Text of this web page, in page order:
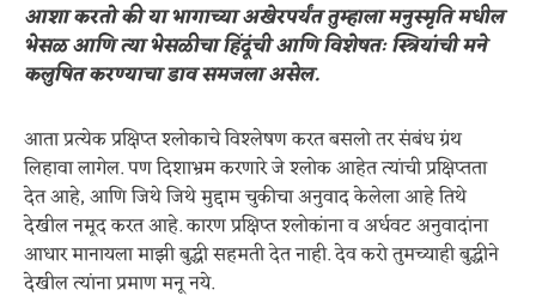
आशा करतो की या भागाच्या अखेरपर्यंत तुम्हाला मनुस्मृति मधील
भेसळ आणि त्या भेसळीचा हिंदूंची आणि विशेषतः स्त्रियांची मने
कलुषित करण्याचा डाव समजला असेल.
आता प्रत्येक प्रक्षिप्त श्लोकाचे विश्लेषण करत बसलो तर संबंध ग्रंथ
लिहावा लागेल. पण दिशाभ्रम करणारे जे श्लोक आहेत त्यांची प्रक्षिप्तता
देत आहे, आणि जिथे जिथे मुद्दाम चुकीचा अनुवाद केलेला आहे तिथे
देखील नमूद करत आहे. कारण प्रक्षिप्त श्लोकांना व अर्धवट अनुवादांना
आधार मानायला माझी बुद्धी सहमती देत नाही. देव करो तुमच्याही बुद्धीने
देखील त्यांना प्रमाण मनू नये.